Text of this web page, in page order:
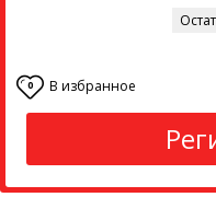
0 В избранное